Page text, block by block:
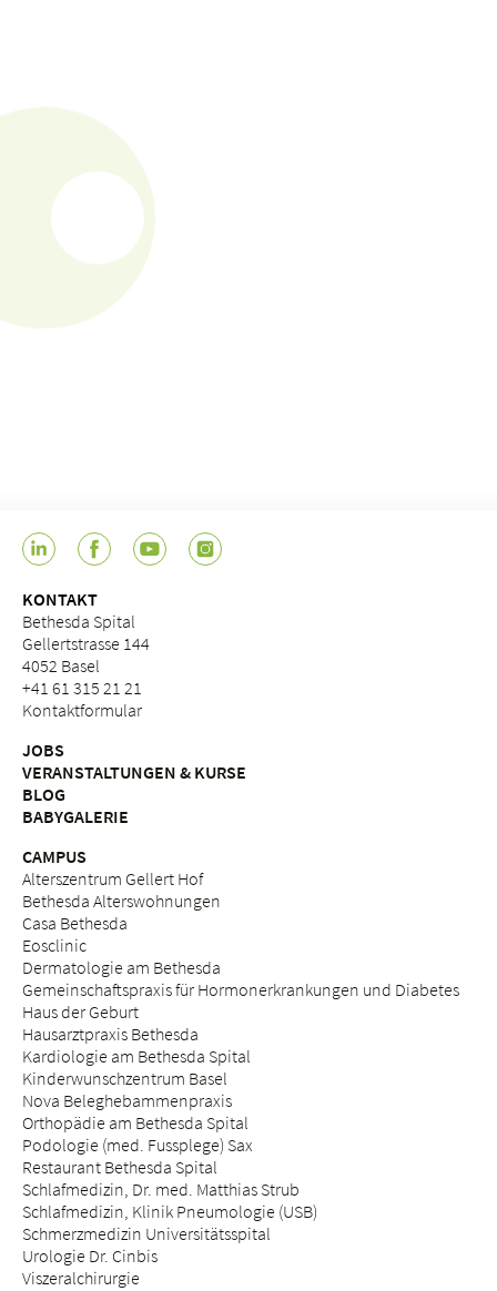
KONTAKT
Bethesda Spital
Gellertstrasse 144
4052 Basel
+41 61 315 21 21
Kontaktformular
JOBS
VERANSTALTUNGEN & KURSE
BLOG
BABYGALERIE
CAMPUS
Alterszentrum Gellert Hof
Bethesda Alterswohnungen
Casa Bethesda
Eosclinic
Dermatologie am Bethesda
Gemeinschaftspraxis für Hormonerkrankungen und Diabetes
Haus der Geburt
Hausarztpraxis Bethesda
Kardiologie am Bethesda Spital
Kinderwunschzentrum Basel
Nova Beleghebammenpraxis
Orthopädie am Bethesda Spital
Podologie (med. Fussplege) Sax
Restaurant Bethesda Spital
Schlafmedizin, Dr. med. Matthias Strub
Schlafmedizin, Klinik Pneumologie (USB)
Schmerzmedizin Universitätsspital
Urologie Dr. Cinbis
Viszeralchirurgie